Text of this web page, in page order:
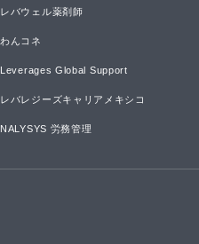
レバウェル薬剤師
わんコネ
Leverages Global Support
レバレジーズキャリアメキシコ
NALYSYS 労務管理